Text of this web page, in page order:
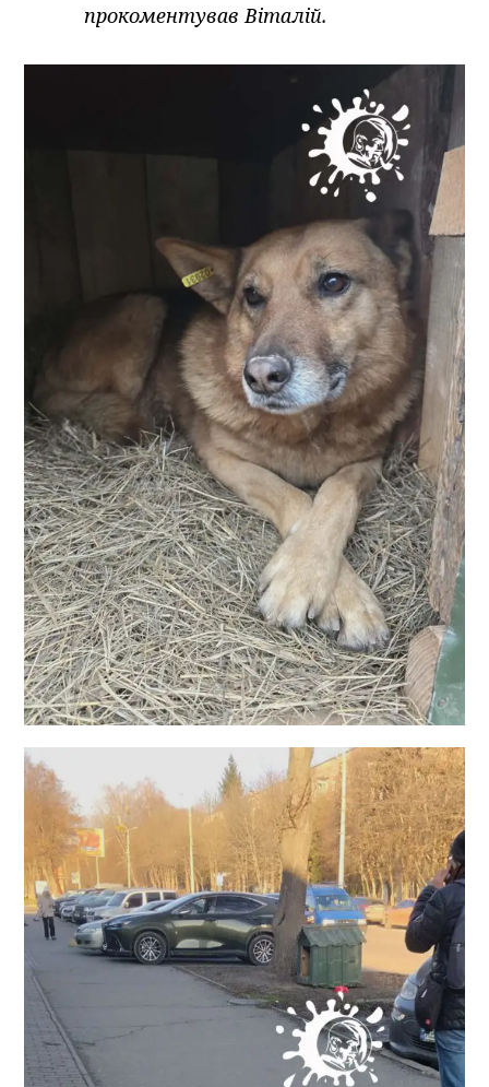
прокоментував Віталій.